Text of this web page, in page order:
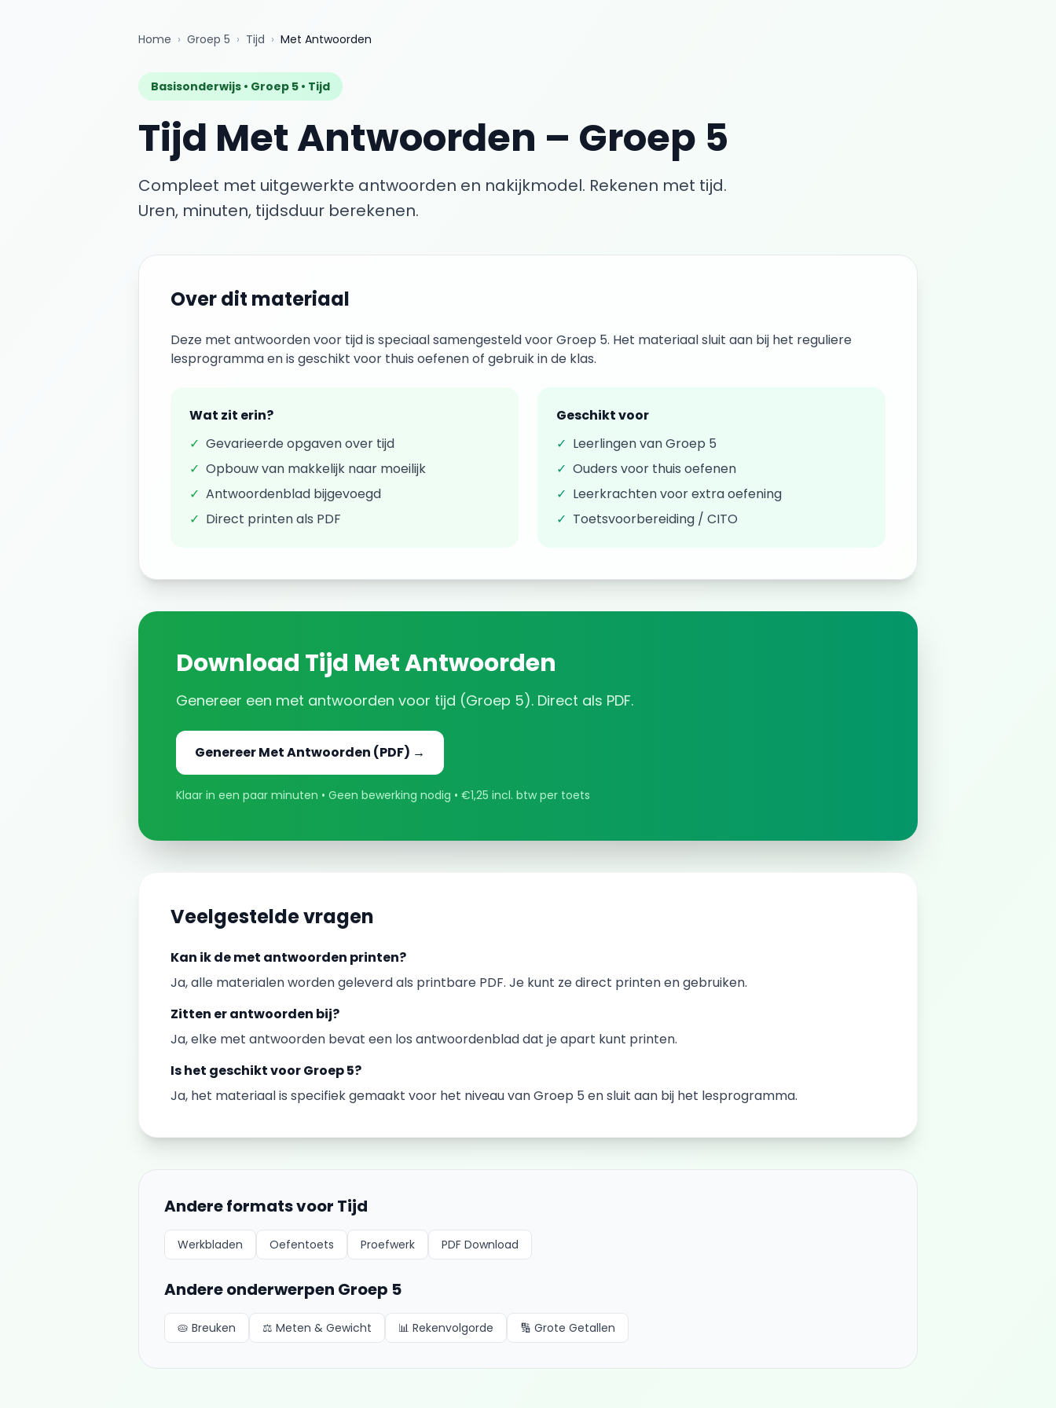
Home › Groep 5 › Tijd › Met Antwoorden
Basisonderwijs • Groep 5 • Tijd
Tijd Met Antwoorden – Groep 5
Compleet met uitgewerkte antwoorden en nakijkmodel. Rekenen met tijd.
Uren, minuten, tijdsduur berekenen.
Over dit materiaal
Deze met antwoordenvoor tijdis speciaal samengesteld voorGroep 5. Het materiaal sluit aan bij het reguliere
lesprogramma en is geschikt voor thuis oefenen of gebruik in de klas.
Wat zit erin?
✓ Gevarieerde opgaven over tijd
✓ Opbouw van makkelijk naar moeilijk
✓ Antwoordenblad bijgevoegd
✓ Direct printen als PDF
Geschikt voor
✓ Leerlingen vanGroep 5
✓ Ouders voor thuis oefenen
✓ Leerkrachten voor extra oefening
✓ Toetsvoorbereiding / CITO
Download Tijd Met Antwoorden
Genereer een met antwoorden voor tijd (Groep 5). Direct als PDF.
GenereerMet Antwoorden (PDF) →
Klaar in een paar minuten • Geen bewerking nodig • €1,25 incl. btw per toets
Veelgestelde vragen
Kan ik demet antwoorden printen?
Ja, alle materialen worden geleverd als printbare PDF. Je kunt ze direct printen en gebruiken.
Zitten er antwoorden bij?
Ja, elke met antwoorden bevat een los antwoordenblad dat je apart kunt printen.
Is het geschikt voorGroep 5?
Ja, het materiaal is specifiek gemaakt voor het niveau vanGroep 5 en sluit aan bij het lesprogramma.
Andere formats voor Tijd
Werkbladen Oefentoets Proefwerk PDF Download
Andere onderwerpen Groep 5
🥧 Breuken ⚖️ Meten & Gewicht 📊 Rekenvolgorde 🔢 Grote Getallen